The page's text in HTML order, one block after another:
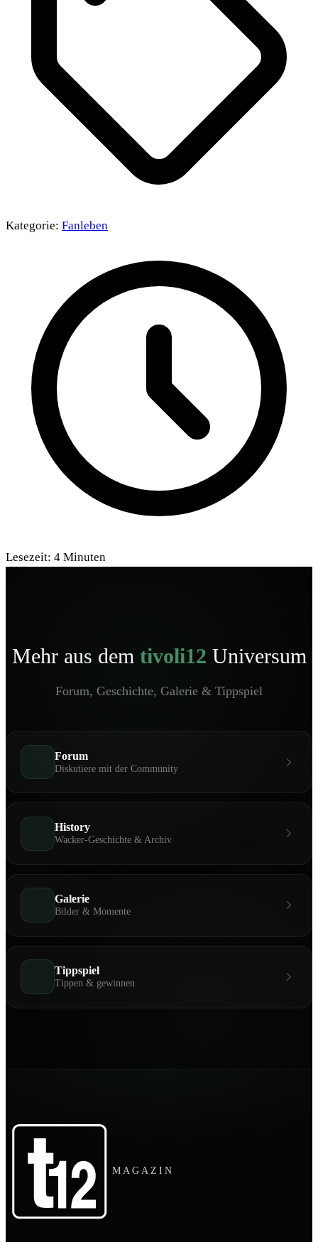
Kategorie: Fanleben
Lesezeit: 4 Minuten
Mehr aus dem tivoli12 Universum
Forum, Geschichte, Galerie & Tippspiel
Forum
Diskutiere mit der Community
History
Wacker-Geschichte & Archiv
Galerie
Bilder & Momente
Tippspiel
Tippen & gewinnen
MAGAZIN